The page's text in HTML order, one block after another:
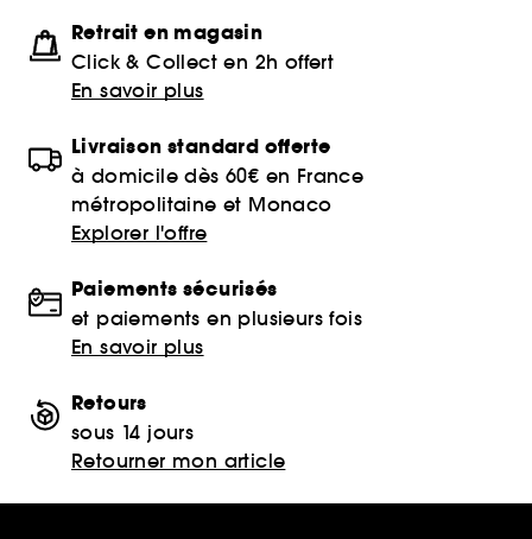
Retrait en magasin
Click & Collect en 2h offert
En savoir plus
Livraison standard offerte
à domicile dès 60€ en France
métropolitaine et Monaco
Explorer l'offre
Paiements sécurisés
et paiements en plusieurs fois
En savoir plus
Retours
sous 14 jours
Retourner mon article